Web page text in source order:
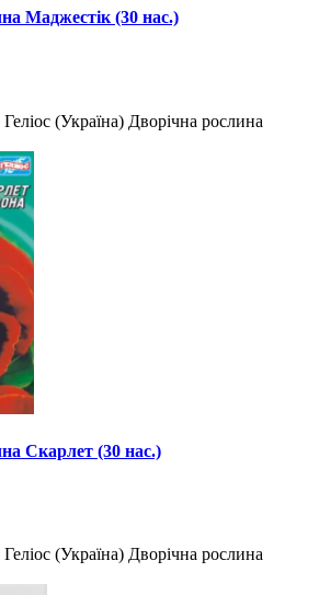
Маджестік (30 нас.)
(Україна) Дворічна рослина
Скарлет (30 нас.)
(Україна) Дворічна рослина